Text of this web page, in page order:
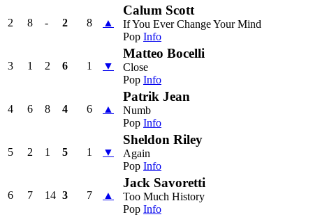
2 8 - 2 8 ▲
Calum Scott
If You Ever Change Your Mind
Pop Info
3 1 2 6 1 ▼
Matteo Bocelli
Close
Pop Info
4 6 8 4 6 ▲
Patrik Jean
Numb
Pop Info
5 2 1 5 1 ▼
Sheldon Riley
Again
Pop Info
6 7 14 3 7 ▲
Jack Savoretti
Too Much History
Pop Info